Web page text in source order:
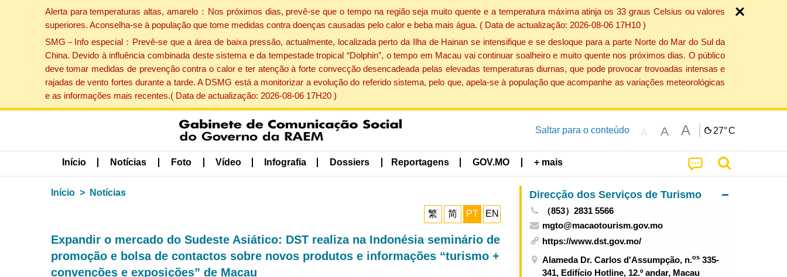
Alerta para temperaturas altas, amarelo：Nos próximos dias, prevê-se que o tempo na região seja muito quente e a temperatura máxima atinja os 33 graus Celsius ou valores
superiores. Aconselha-se à população que tome medidas contra doenças causadas pelo calor e beba mais água. ( Data de actualização: 2026-08-06 17H10 )
SMG－Info especial：Prevê-se que a área de baixa pressão, actualmente, localizada perto da Ilha de Hainan se intensifique e se desloque para a parte Norte do Mar do Sul da
China. Devido à influência combinada deste sistema e da tempestade tropical “Dolphin”, o tempo em Macau vai continuar soalheiro e muito quente nos próximos dias. O público
deve tomar medidas de prevenção contra o calor e ter atenção à forte convecção desencadeada pelas elevadas temperaturas diurnas, que pode provocar trovoadas intensas e
rajadas de vento fortes durante a tarde. A DSMG está a monitorizar a evolução do referido sistema, pelo que, apela-se à população que acompanhe as variações meteorológicas
e as informações mais recentes.( Data de actualização: 2026-08-06 17H20 )
Saltar para o conteúdo A A A 27°C
Início Notícias Foto Vídeo Infografia Dossiers Reportagens GOV.MO + mais
Início Notícias
繁 简 PT EN
Expandir o mercado do Sudeste Asiático: DST realiza na Indonésia seminário de
promoção e bolsa de contactos sobre novos produtos e informações “turismo +
convenções e exposições” de Macau
Direcção dos Serviços de Turismo
（853）2831 5566
mgto@macaotourism.gov.mo
https://www.dst.gov.mo/
Alameda Dr. Carlos d'Assumpção, n.os 335-
341, Edifício Hotline, 12.º andar, Macau